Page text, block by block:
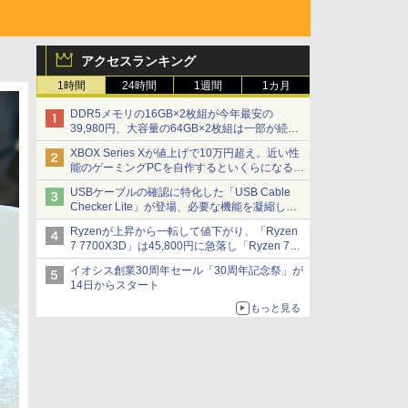
アクセスランキング
1時間 24時間 1週間 1カ月
DDR5メモリの16GB×2枚組が今年最安の
39,980円、大容量の64GB×2枚組は一部が続騰
[8月前半のメモリ価格]
XBOX Series Xが値上げで10万円超え。近い性
能のゲーミングPCを自作するといくらになる？
【石田賀津男の『酒の肴にPCゲーム』】
USBケーブルの確認に特化した「USB Cable
Checker Lite」が登場、必要な機能を凝縮しコ
ンパクトに 7日発売
Ryzenが上昇から一転して値下がり、「Ryzen
7 7700X3D」は45,800円に急落し「Ryzen 7
7800X3D」との価格逆転解消 [8月前半のCPU
価格]
イオシス創業30周年セール「30周年記念祭」が
14日からスタート
もっと見る